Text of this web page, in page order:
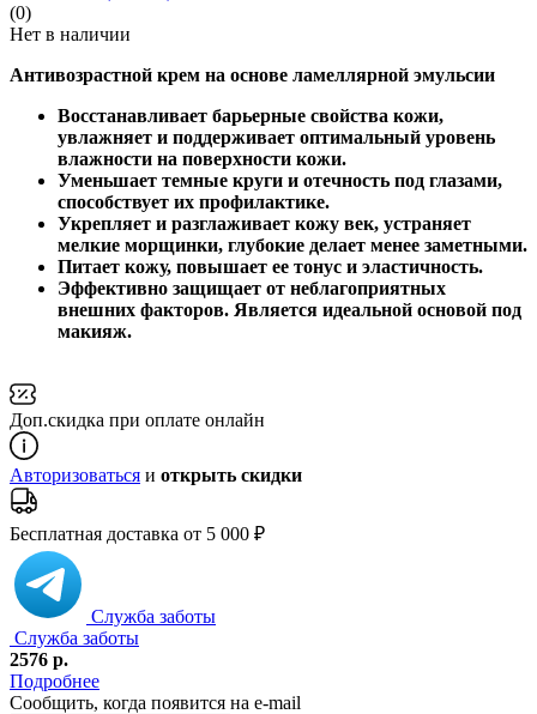
(0)
Нет в наличии
Антивозрастной крем на основе ламеллярной эмульсии
Восстанавливает барьерные свойства кожи,
увлажняет и поддерживает оптимальный уровень
влажности на поверхности кожи.
Уменьшает темные круги и отечность под глазами,
способствует их профилактике.
Укрепляет и разглаживает кожу век, устраняет
мелкие морщинки, глубокие делает менее заметными.
Питает кожу, повышает ее тонус и эластичность.
Эффективно защищает от неблагоприятных
внешних факторов. Является идеальной основой под
макияж.
Доп.скидка при оплате онлайн
Авторизоваться и открыть скидки
Бесплатная доставка от 5 000 ₽
Служба заботы
Служба заботы
2576 р.
Подробнее
Сообщить, когда появится на e-mail